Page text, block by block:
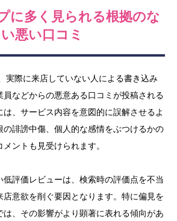
に多く見られる根拠のな
い悪い口コミ
実際に来店していない人による書き込み
などからの悪意ある口コミが投稿される
、サービス内容を意図的に誤解させるよ
の誹謗中傷、個人的な感情をぶつけるかの
ントも見受けられます。
低評価レビューは、検索時の評価点を不当
店意欲を削ぐ要因となります。特に偏見を
、その影響がより顕著に表れる傾向があ